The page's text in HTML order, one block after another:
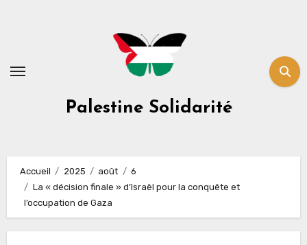
Palestine Solidarité
Accueil 2025 août
6
La « décision finale » d’Israël pour la conquête et
l’occupation de Gaza